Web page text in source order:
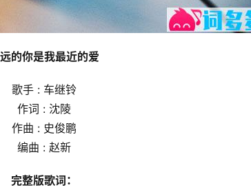
的你是我最近的爱
歌手 : 车继铃
作词 : 沈陵
作曲 : 史俊鹏
编曲 : 赵新
完整版歌词：